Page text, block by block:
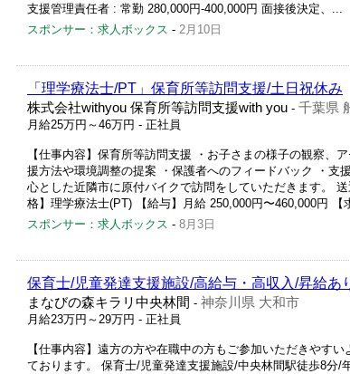
支援管理責任者 : 常勤 280,000円-400,000円 面接後決定、...
スポンサー：求人ボックス - 2月10日
「理学療法士/PT」保育所等訪問支援/土日祝休み
株式会社withyou 保育所等訪問支援with you - 千葉県
月給25万円～46万円 - 正社員
【仕事内容】保育所等訪問支援 ・お子さまの様子の観察、
援方法や環境調整の提案 ・保護者へのフィードバック ・支
心とした近隣市に原付バイクで訪問をしていただきます。
格】理学療法士(PT) 【給与】月給 250,000円〜460,000円 【
スポンサー：求人ボックス - 8月3日
保育士/児童発達支援施設/高給与・高収入/昇給あ
まなびの森キラリ中央林間 - 神奈川県 大和市
月給23万円～29万円 - 正社員
【仕事内容】遠方の方や在職中の方もご参加いただきやす
ております。 保育士/児童発達支援施設/中央林間駅徒歩8分/